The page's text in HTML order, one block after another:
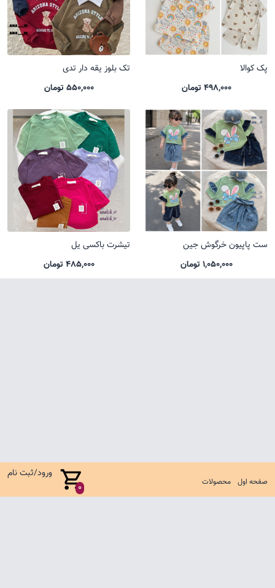
صفحه اول محصولات 0
ورود/ثبت نام
پک کوالا
498,000 تومان
تک بلوز یقه دار تدی
550,000 تومان
ست پاپیون خرگوش جین
1,050,000 تومان
تیشرت باکسی یل
485,000 تومان